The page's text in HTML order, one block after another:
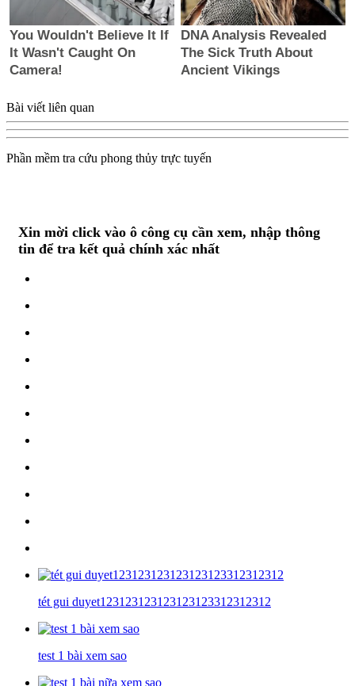
Bài viết liên quan
Phần mềm tra cứu phong thủy trực tuyến
Xin mời click vào ô công cụ cần xem, nhập thông
tin để tra kết quả chính xác nhất
tét gui duyet123123123123123123312312312
test 1 bài xem sao